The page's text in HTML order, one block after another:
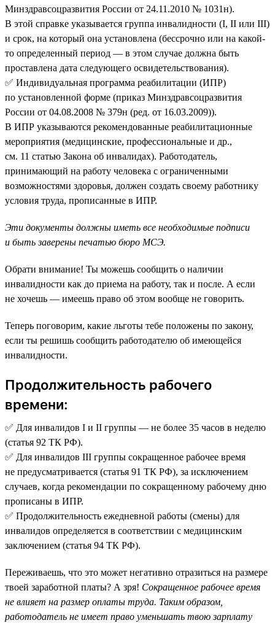
Минздравсоцразвития России от 24.11.2010 № 1031н).
В этой справке указывается группа инвалидности (I, II или III)
и срок, на который она установлена (бессрочно или на какой-
то определенный период — в этом случае должна быть
проставлена дата следующего освидетельствования).
✅ Индивидуальная программа реабилитации (ИПР)
по установленной форме (приказ Минздравсоцразвития
России от 04.08.2008 № 379н (ред. от 16.03.2009)).
В ИПР указываются рекомендованные реабилитационные
мероприятия (медицинские, профессиональные и др.,
см. 11 статью Закона об инвалидах). Работодатель,
принимающий на работу человека с ограниченными
возможностями здоровья, должен создать своему работнику
условия труда, прописанные в ИПР.
Эти документы должны иметь все необходимые подписи
и быть заверены печатью бюро МСЭ.
Обрати внимание! Ты можешь сообщить о наличии
инвалидности как до приема на работу, так и после. А если
не хочешь — имеешь право об этом вообще не говорить.
Теперь поговорим, какие льготы тебе положены по закону,
если ты решишь сообщить работодателю об имеющейся
инвалидности.
Продолжительность рабочего
времени:
✅ Для инвалидов I и II группы — не более 35 часов в неделю
(статья 92 ТК РФ).
✅ Для инвалидов III группы сокращенное рабочее время
не предусматривается (статья 91 ТК РФ), за исключением
случаев, когда рекомендации по сокращенному рабочему дню
прописаны в ИПР.
✅ Продолжительность ежедневной работы (смены) для
инвалидов определяется в соответствии с медицинским
заключением (статья 94 ТК РФ).
Переживаешь, что это может негативно отразиться на размере
твоей заработной платы? А зря! Сокращенное рабочее время
не влияет на размер оплаты труда. Таким образом,
работодатель не имеет право уменьшать твою зарплату